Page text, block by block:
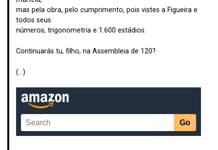
mas pela obra, pelo cumprimento, pois vistes a Figueira e
todos seus
números, trigonometria e 1.600 estádios.
Continuarás tu, filho, na Assembleia de 120?
(…)